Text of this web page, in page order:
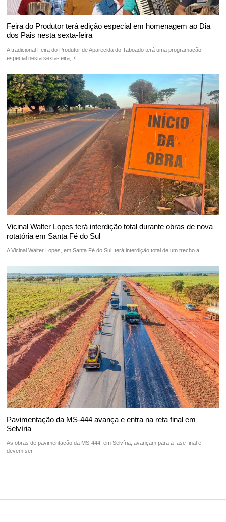
Feira do Produtor terá edição especial em homenagem ao Dia
dos Pais nesta sexta-feira
A tradicional Feira do Produtor de Aparecida do Taboado terá uma programação
especial nesta sexta-feira, 7
Vicinal Walter Lopes terá interdição total durante obras de nova
rotatória em Santa Fé do Sul
A Vicinal Walter Lopes, em Santa Fé do Sul, terá interdição total de um trecho a
Pavimentação da MS-444 avança e entra na reta final em
Selvíria
As obras de pavimentação da MS-444, em Selvíria, avançam para a fase final e
devem ser